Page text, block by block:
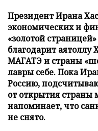
Президент Ирана
экономических и
«золотой
благодарит
МАГАТЭ и страны
лавры себе. Пока
Россию,
от открытия
напоминает, что
не снято.